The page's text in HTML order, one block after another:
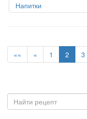
Напитки
«« « 1 2 3